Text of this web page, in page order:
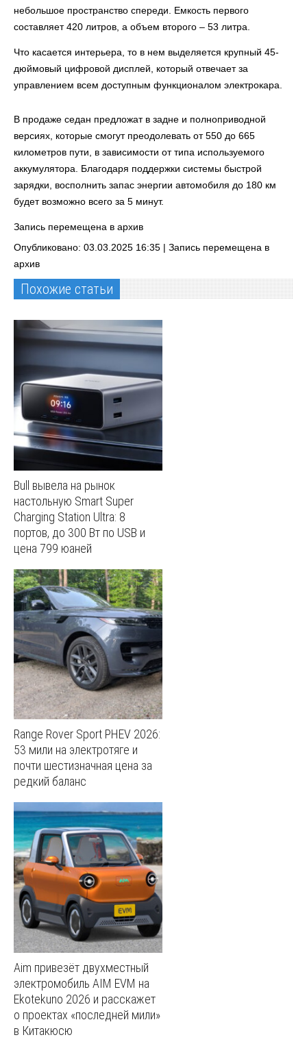
небольшое пространство спереди. Емкость первого
составляет 420 литров, а объем второго – 53 литра.
Что касается интерьера, то в нем выделяется крупный 45-
дюймовый цифровой дисплей, который отвечает за
управлением всем доступным функционалом электрокара.
В продаже седан предложат в задне и полноприводной
версиях, которые смогут преодолевать от 550 до 665
километров пути, в зависимости от типа используемого
аккумулятора. Благодаря поддержки системы быстрой
зарядки, восполнить запас энергии автомобиля до 180 км
будет возможно всего за 5 минут.
Запись перемещена в архив
Опубликовано: 03.03.2025 16:35 | Запись перемещена в
архив
Похожие статьи
Bull вывела на рынок
настольную Smart Super
Charging Station Ultra: 8
портов, до 300 Вт по USB и
цена 799 юаней
Range Rover Sport PHEV 2026:
53 мили на электротяге и
почти шестизначная цена за
редкий баланс
Aim привезёт двухместный
электромобиль AIM EVM на
Ekotekuno 2026 и расскажет
о проектах «последней мили»
в Китакюсю